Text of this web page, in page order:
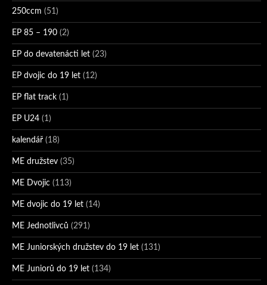
250ccm (51)
EP 85 – 190 (2)
EP do devatenácti let (23)
EP dvojic do 19 let (12)
EP flat track (1)
EP U24 (1)
kalendář (18)
ME družstev (35)
ME Dvojic (113)
ME dvojic do 19 let (14)
ME Jednotlivců (291)
ME Juniorských družstev do 19 let (131)
ME Juniorů do 19 let (134)